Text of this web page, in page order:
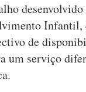
Infantil,
de
um serviço